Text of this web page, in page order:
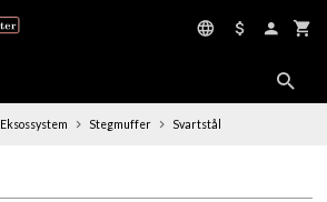
Eksossystem Stegmuffer Svartstål